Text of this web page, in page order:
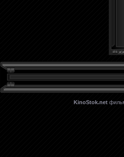
KinoStok.net